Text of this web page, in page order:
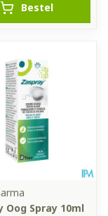
Bestel
Oog Spray 10ml